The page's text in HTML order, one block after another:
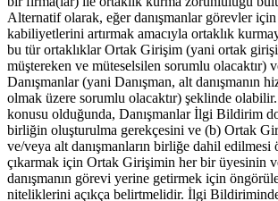
Alternatif olarak, eğer danışmanlar görevler
kabiliyetlerini artırmak amacıyla ortaklık
bu tür ortaklıklar Ortak Girişim (yani ortak
müştereken ve müteselsilen sorumlu olacaktır)
Danışmanlar (yani Danışman, alt danışmanın
olmak üzere sorumlu olacaktır) şeklinde
konusu olduğunda, Danışmanlar İlgi Bildirim
birliğin oluşturulma gerekçesini ve (b) Ortak
ve/veya alt danışmanların birliğe dahil edilmesi
çıkarmak için Ortak Girişimin her bir üyesinin
danışmanın görevi yerine getirmek için
niteliklerini açıkça belirtmelidir. İlgi